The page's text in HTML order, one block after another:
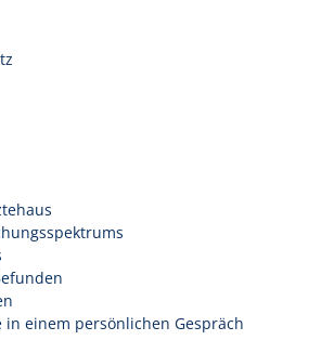
einem persönlichen Gespräch